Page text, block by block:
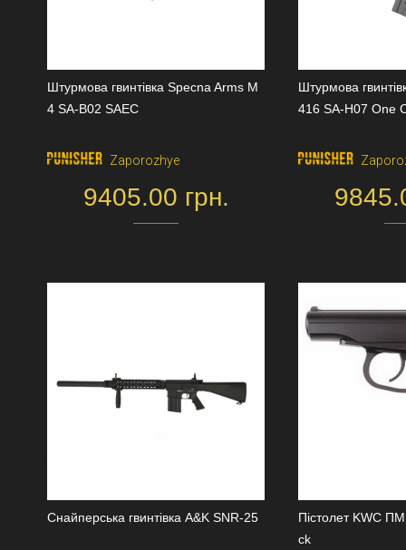
Штурмова гвинтівка Specna Arms M
4 SA-B02 SAEC
Zaporozhye
9405.00 грн.
Штурмова
416 SA-H07 One
Снайперська гвинтівка A&K SNR-25
Пістолет KWC
ck